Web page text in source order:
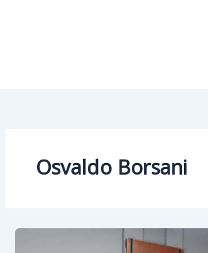
Osvaldo Borsani